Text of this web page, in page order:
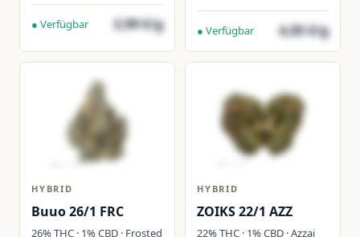
● Verfügbar 3,99 €/g ● Verfügbar 4,05 €/g
HYBRID
Buuo 26/1 FRC
26% THC · 1% CBD · Frosted
HYBRID
ZOIKS 22/1 AZZ
22% THC · 1% CBD · Azzai